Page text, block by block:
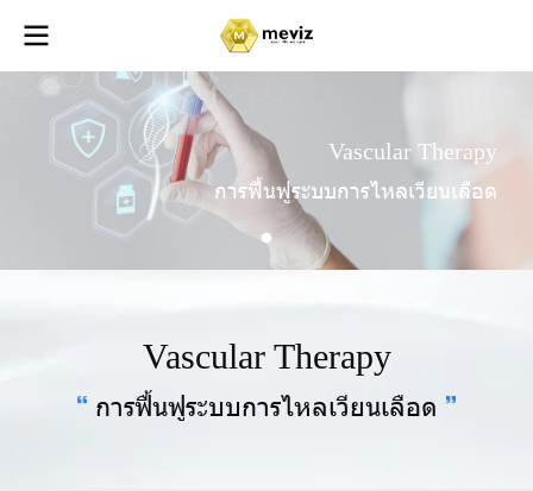
Vascular Therapy
การฟื้นฟูระบบการไหลเวียนเลือด
Vascular Therapy
การฟื้นฟูระบบการไหลเวียนเลือด